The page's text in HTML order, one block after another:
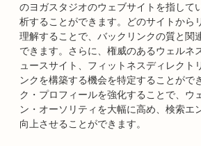
のヨガスタジオのウェブサイトを指して
析することができます。どのサイトから
理解することで、バックリンクの質と関
できます。さらに、権威のあるウェルネ
ュースサイト、フィットネスディレクト
ンクを構築する機会を特定することがで
ク・プロフィールを強化することで、ウ
ン・オーソリティを大幅に高め、検索エ
向上させることができます。